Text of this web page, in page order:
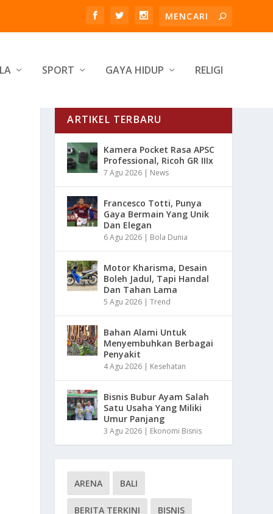
SPORT GAYA HIDUP RELIGI
ARTIKEL TERBARU
Kamera Pocket Rasa APSC
Professional, Ricoh GR IIIx
7 Agu 2026 | News
Francesco Totti, Punya
Gaya Bermain Yang Unik
Dan Elegan
6 Agu 2026 | Bola Dunia
Motor Kharisma, Desain
Boleh Jadul, Tapi Handal
Dan Tahan Lama
5 Agu 2026 |Trend
Bahan Alami Untuk
Menyembuhkan Berbagai
Penyakit
4 Agu 2026 | Kesehatan
Bisnis Bubur Ayam Salah
Satu Usaha Yang Miliki
Umur Panjang
3 Agu 2026 | Ekonomi Bisnis
ARENA BALI
BERITA TERKINI BISNIS